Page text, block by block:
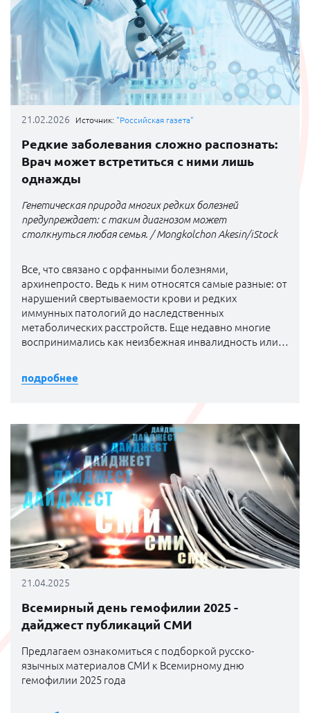
21.02.2026 Источник: "Российская газета"
Редкие заболевания сложно распознать:
Врач может встретиться с ними лишь
однажды
Генетическая природа многих редких болезней
предупреждает: с таким диагнозом может
столкнуться любая семья. / Mongkolchon Akesin/iStock
Все, что связано с орфанными болезнями,
архинепросто. Ведь к ним относятся самые разные: от
нарушений свертываемости крови и редких
иммунных патологий до наследственных
метаболических расстройств. Еще недавно многие
воспринимались как неизбежная инвалидность или
генной терапии, современных препаратов изменило
прогноз. Сегодня пациенты могут учиться, работать,
подробнее
21.04.2025
Всемирный день гемофилии 2025 -
дайджест публикаций СМИ
Предлагаем ознакомиться с подборкой русско-
язычных материалов СМИ к Всемирному дню
гемофилии 2025 года